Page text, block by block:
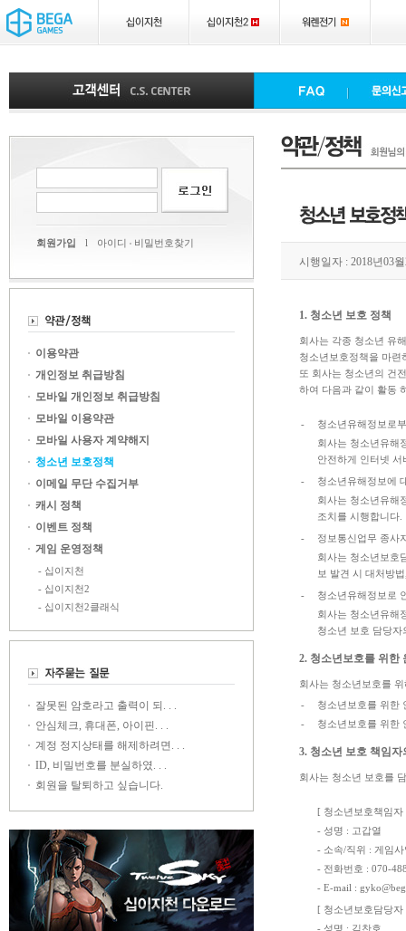
회원가입 l 아이디 비밀번호찾기
이용약관
개인정보 취급방침
모바일 개인정보 취급방침
모바일 이용약관
모바일 사용자 계약해지
청소년 보호정책
이메일 무단 수집거부
캐시 정책
이벤트 정책
게임 운영정책
- 십이지천
- 십이지천2
- 십이지천2클래식
잘못된 암호라고 출력이 되. . .
안심체크, 휴대폰, 아이핀. . .
계정 정지상태를 해제하려면. . .
ID, 비밀번호를 분실하였. . .
회원을 탈퇴하고 싶습니다.
시행일자 : 2018년03
1. 청소년 보호 정책
회사는 각종 청소년 유
청소년보호정책을 마련
또 회사는 청소년의 건
하여 다음과 같이 활동
-
청소년유해정보로
회사는 청소년유해
안전하게 인터넷
-
청소년유해정보에
회사는 청소년유해
조치를 시행합니다.
-
정보통신업무 종사
회사는 청소년보호
보 발견 시 대처방
-
청소년유해정보로
회사는 청소년유해
청소년 보호 담당
2. 청소년보호를 위한
회사는 청소년보호를
-
청소년보호를 위한
-
청소년보호를 위한
3. 청소년 보호 책임
회사는 청소년 보호를
[ 청소년보호책임자
- 성명 : 고갑열
- 소속/직위 : 게임
- 전화번호 : 070-
- E-mail :
[ 청소년보호담당자
- 성명 : 김찬호